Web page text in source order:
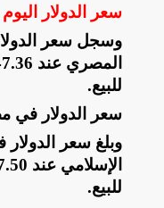
سعر الدولار
وسجل سعر
للبيع.
سعر الدولار في
وبلغ سعر
للبيع.